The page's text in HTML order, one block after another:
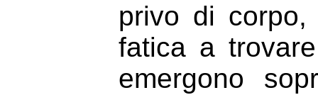
privo di
fatica a
emergono